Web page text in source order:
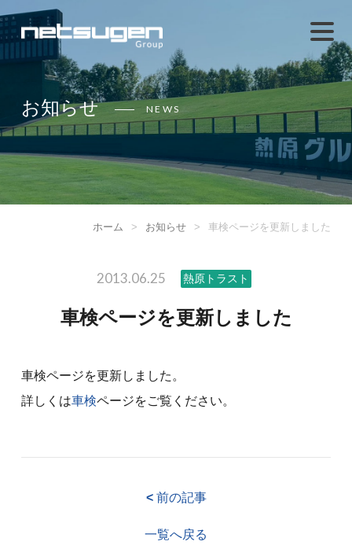
お知らせ NEWS
ホーム > お知らせ > 車検ページを更新しました
2013.06.25 熱原トラスト
車検ページを更新しました
車検ページを更新しました。
詳しくは車検ページをご覧ください。
< 前の記事
一覧へ戻る